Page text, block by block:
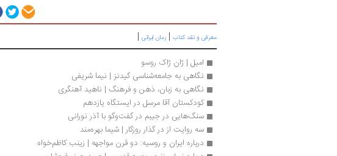
معرفی و نقد کتاب | رمان ایرانی |
امیل | ژان ژاک روسو
نگاهی به جامعه‌شناسی گیدنز | نیما شریفی
نگاهی به زبان، ذهن و فرهنگ | ناهید آهنگری
کودکستان آقا مرسل در ایستگاه یازدهم
سنگ‌هایی در جیبم در گفت‌وگو با آذر نورانی
سه روایت از در گذار روزگار | شيما بهره‌مند
درباره ایران و روسیه: دو قرن مواجهه | زینب کاظم‌خواه